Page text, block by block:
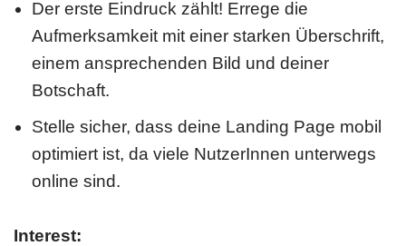
Der erste Eindruck zählt! Errege die
Aufmerksamkeit mit einer starken Überschrift,
einem ansprechenden Bild und deiner
Botschaft.
Stelle sicher, dass deine Landing Page mobil
optimiert ist, da viele NutzerInnen unterwegs
online sind.
Interest: